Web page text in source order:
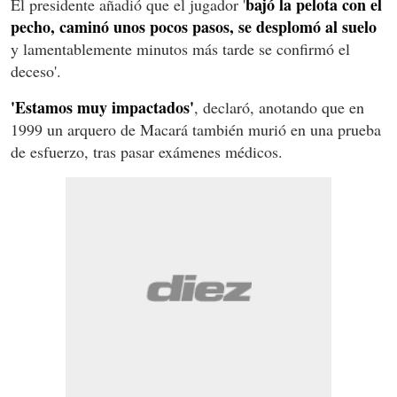
pecho, caminó unos pocos pasos, se desplomó al suelo
y lamentablemente minutos más tarde se confirmó el
deceso'.
'Estamos muy impactados', declaró, anotando que en
1999 un arquero de Macará también murió en una prueba
de esfuerzo, tras pasar exámenes médicos.